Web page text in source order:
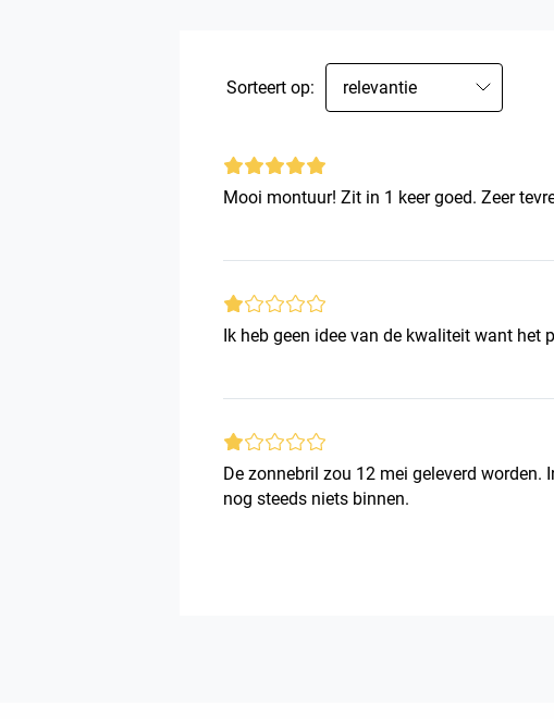
Sorteert op: relevantie
Mooi montuur! Zit in 1 keer goed. Zeer
Ik heb geen idee van de kwaliteit want het
De zonnebril zou 12 mei geleverd worden.
nog steeds niets binnen.